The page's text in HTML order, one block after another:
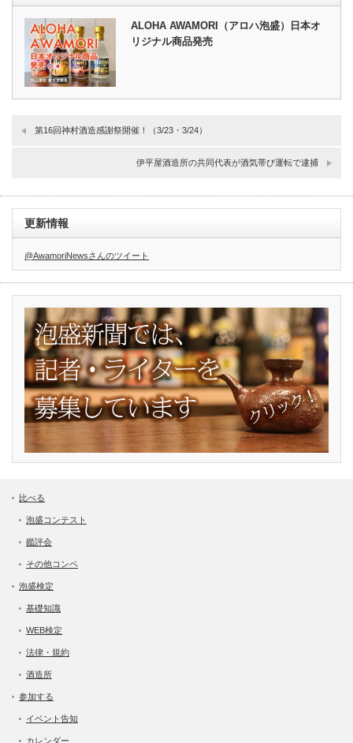
ALOHA AWAMORI（アロハ泡盛）日本オ
リジナル商品発売
第16回神村酒造感謝祭開催！（3/23・3/24）
伊平屋酒造所の共同代表が酒気帯び運転で逮捕
更新情報
@AwamoriNewsさんのツイート
比べる
泡盛コンテスト
鑑評会
その他コンペ
泡盛検定
基礎知識
WEB検定
法律・規約
酒造所
参加する
イベント告知
カレンダー